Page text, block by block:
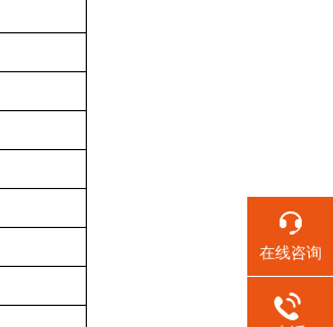
在线咨询